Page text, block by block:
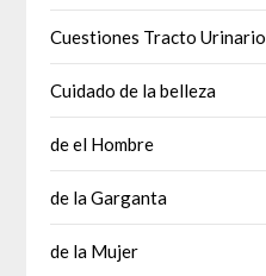
Cuestiones Tracto Urinario
Cuidado de la belleza
de el Hombre
de la Garganta
de la Mujer